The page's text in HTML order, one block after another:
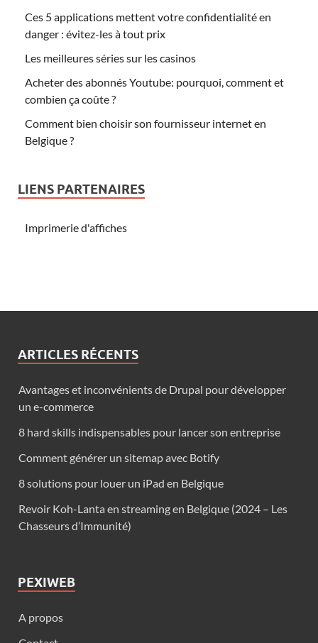
Ces 5 applications mettent votre confidentialité en
danger : évitez-les à tout prix
Les meilleures séries sur les casinos
Acheter des abonnés Youtube: pourquoi, comment et
combien ça coûte ?
Comment bien choisir son fournisseur internet en
Belgique ?
LIENS PARTENAIRES
Imprimerie d'affiches
ARTICLES RÉCENTS
Avantages et inconvénients de Drupal pour développer
un e-commerce
8 hard skills indispensables pour lancer son entreprise
Comment générer un sitemap avec Botify
8 solutions pour louer un iPad en Belgique
Revoir Koh-Lanta en streaming en Belgique (2024 – Les
Chasseurs d’Immunité)
PEXIWEB
A propos